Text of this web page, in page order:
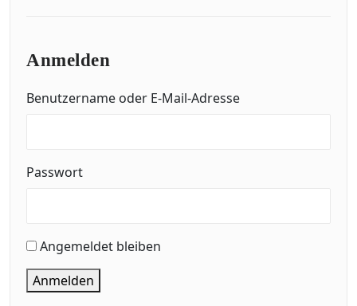
Anmelden
Benutzername oder E-Mail-Adresse
Passwort
Angemeldet bleiben
Anmelden